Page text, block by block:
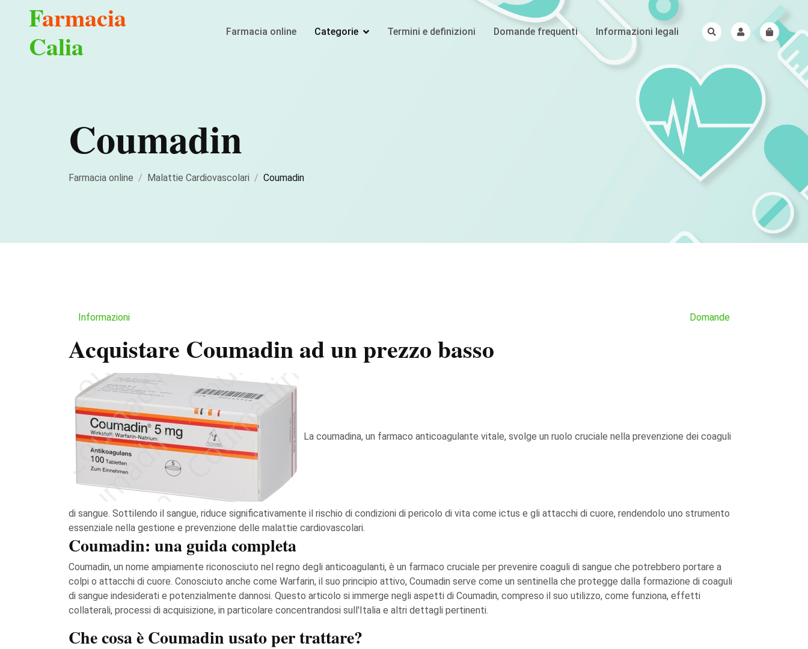
Farmacia
Calia
Farmacia online Categorie Termini e definizioni Domande frequenti Informazioni legali
Coumadin
Farmacia online Malattie Cardiovascolari Coumadin
Informazioni Domande
Acquistare Coumadin ad un prezzo basso
La coumadina, un farmaco anticoagulante vitale, svolge un ruolo cruciale nella prevenzione dei coaguli
di sangue. Sottilendo il sangue, riduce significativamente il rischio di condizioni di pericolo di vita come ictus e gli attacchi di cuore, rendendolo uno strumento
essenziale nella gestione e prevenzione delle malattie cardiovascolari.
Coumadin: una guida completa
Coumadin, un nome ampiamente riconosciuto nel regno degli anticoagulanti, è un farmaco cruciale per prevenire coaguli di sangue che potrebbero portare a
colpi o attacchi di cuore. Conosciuto anche come Warfarin, il suo principio attivo, Coumadin serve come un sentinella che protegge dalla formazione di coaguli
di sangue indesiderati e potenzialmente dannosi. Questo articolo si immerge negli aspetti di Coumadin, compreso il suo utilizzo, come funziona, effetti
collaterali, processi di acquisizione, in particolare concentrandosi sull'Italia e altri dettagli pertinenti.
Che cosa è Coumadin usato per trattare?